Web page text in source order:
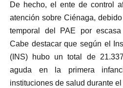
De hecho, el ente de control
atención sobre Ciénaga,
temporal del PAE por escasa
Cabe destacar que según el
(INS) hubo un total de
aguda en la primera
instituciones de salud durante